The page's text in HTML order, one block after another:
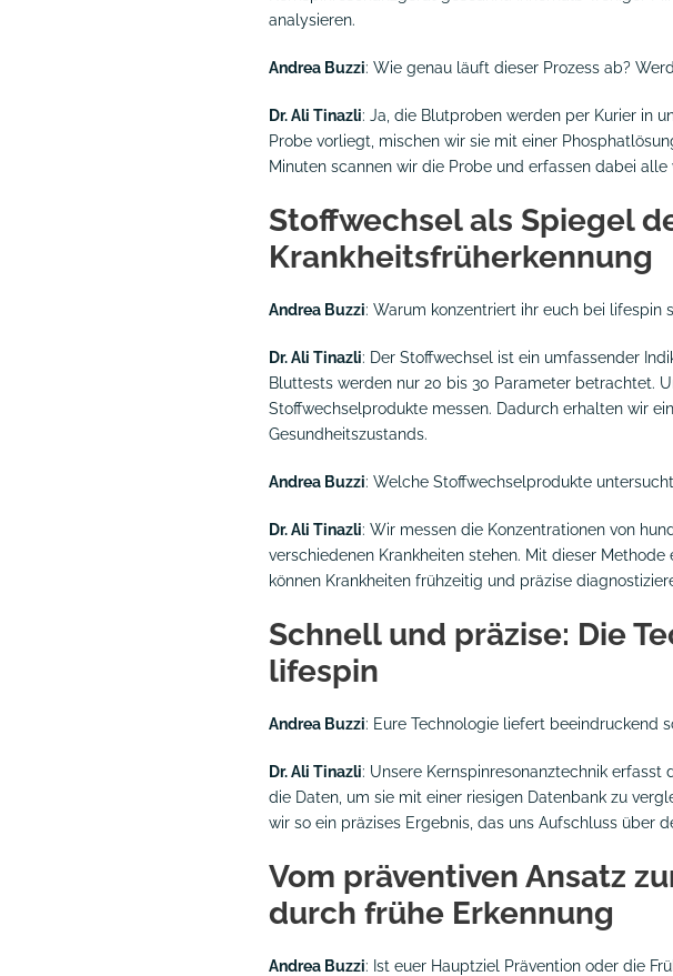
analysieren.
Andrea Buzzi: Wie genau läuft dieser Prozess ab?
Dr. Ali Tinazli: Ja, die Blutproben werden per Kurier in
Probe vorliegt, mischen wir sie mit einer
Minuten scannen wir die Probe und erfassen dabei
Stoffwechsel als Spiegel
Krankheitsfrüherkennung
Andrea Buzzi: Warum konzentriert ihr euch bei lifespin
Dr. Ali Tinazli: Der Stoffwechsel ist ein umfassender
Bluttests werden nur 20 bis 30 Parameter betrachtet.
Stoffwechselprodukte messen. Dadurch erhalten wir
Gesundheitszustands.
Andrea Buzzi: Welche Stoffwechselprodukte
Dr. Ali Tinazli: Wir messen die Konzentrationen von
verschiedenen Krankheiten stehen. Mit dieser
können Krankheiten frühzeitig und präzise
Schnell und präzise: Die
lifespin
Andrea Buzzi: Eure Technologie liefert beeindruckend
Dr. Ali Tinazli: Unsere Kernspinresonanztechnik erfasst
die Daten, um sie mit einer riesigen Datenbank zu
wir so ein präzises Ergebnis, das uns Aufschluss über
Vom präventiven Ansatz
durch frühe Erkennung
Andrea Buzzi: Ist euer Hauptziel Prävention oder die